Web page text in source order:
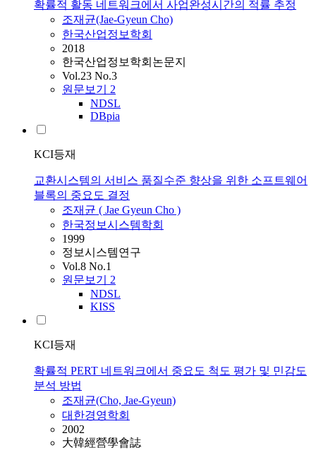
확률적 활동 네트워크에서 사업완성시간의 적률 추정
조재균(Jae-Gyeun Cho)
한국산업정보학회
2018
한국산업정보학회논문지
Vol.23 No.3
원문보기 2
NDSL
DBpia
KCI등재
교환시스템의 서비스 품질수준 향상을 위한 소프트웨어
블록의 중요도 결정
조재균 ( Jae Gyeun Cho )
한국정보시스템학회
1999
정보시스템연구
Vol.8 No.1
원문보기 2
NDSL
KISS
KCI등재
확률적 PERT 네트워크에서 중요도 척도 평가 및 민감도
분석 방법
조재균(Cho, Jae-Gyeun)
대한경영학회
2002
大韓經營學會誌